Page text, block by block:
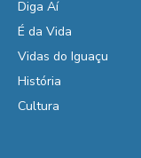
Diga Aí
É da Vida
Vidas do Iguaçu
História
Cultura